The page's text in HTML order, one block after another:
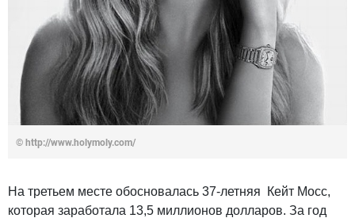
© http://www.holymoly.com/
На третьем месте обосновалась 37-летняя Кейт Мосс,
которая заработала 13,5 миллионов долларов. За год